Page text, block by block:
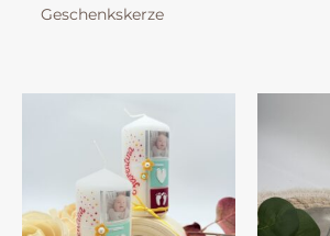
Geschenkskerze